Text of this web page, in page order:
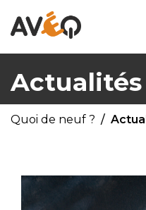
Actualités
Quoi de neuf ?